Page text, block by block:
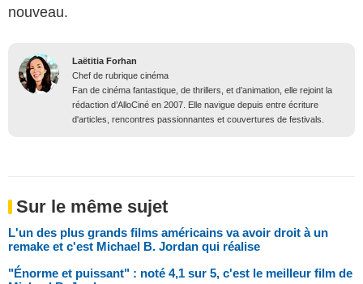
nouveau.
Laëtitia Forhan
Chef de rubrique cinéma
Fan de cinéma fantastique, de thrillers, et d’animation, elle rejoint la
rédaction d’AlloCiné en 2007. Elle navigue depuis entre écriture
d'articles, rencontres passionnantes et couvertures de festivals.
Sur le même sujet
L'un des plus grands films américains va avoir droit à un
remake et c'est Michael B. Jordan qui réalise
"Énorme et puissant" : noté 4,1 sur 5, c'est le meilleur film de